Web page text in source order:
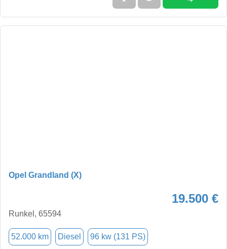
Opel Grandland (X)
19.500 €
Runkel, 65594
52.000 km Diesel 96 kw (131 PS)